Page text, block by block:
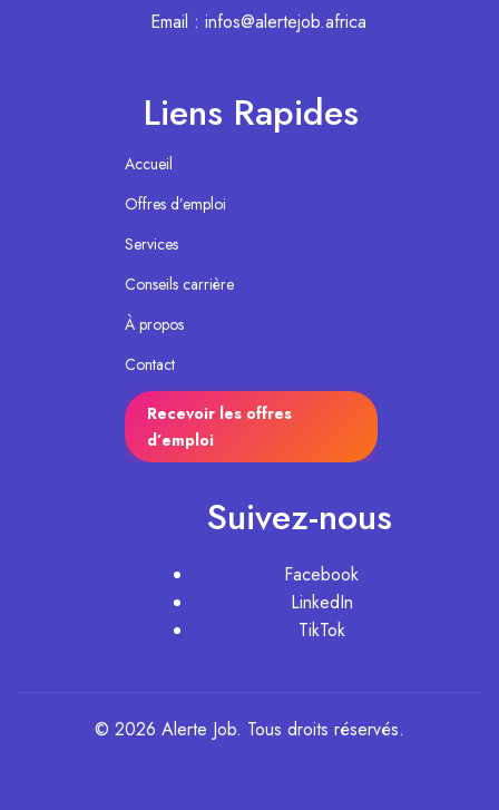
Email : infos@alertejob.africa
Liens Rapides
Accueil
Offres d’emploi
Services
Conseils carrière
À propos
Contact
Recevoir les offres
d’emploi
Suivez-nous
Facebook
LinkedIn
TikTok
© 2026 Alerte Job. Tous droits réservés.